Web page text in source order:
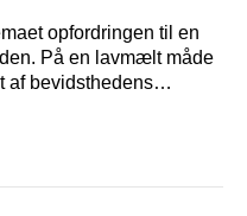
opfordringen til en
På en lavmælt måde
af bevidsthedens…